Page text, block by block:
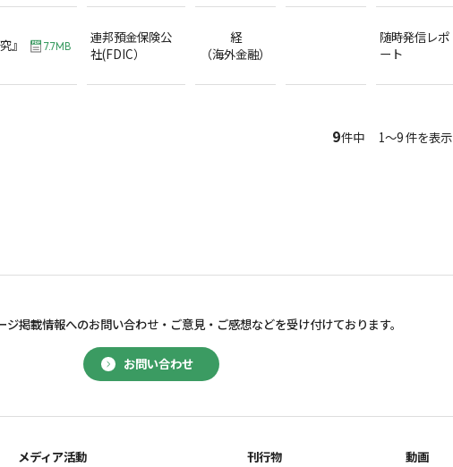
』 7.7MB
連邦預金保険公
社(FDIC）
経
（海外金融）
随時発信レポ
ート
9件中 1～9 件を表示
お問い合わせ
ジ掲載情報へのお問い合わせ・ ご意見・ご感想などを受け付けております。
メディア活動 刊行物 動画